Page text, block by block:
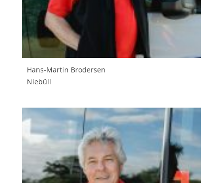
Hans-Martin Brodersen
Niebüll